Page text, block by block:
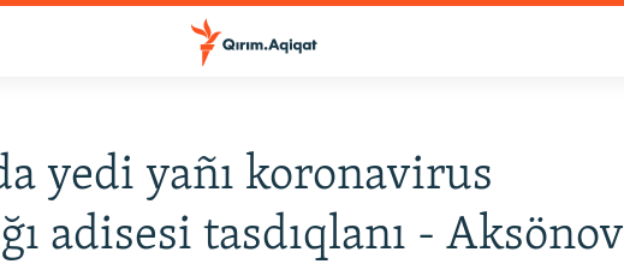
yedi yañı koronavirus
adisesi tasdıqlanı - Aksönov